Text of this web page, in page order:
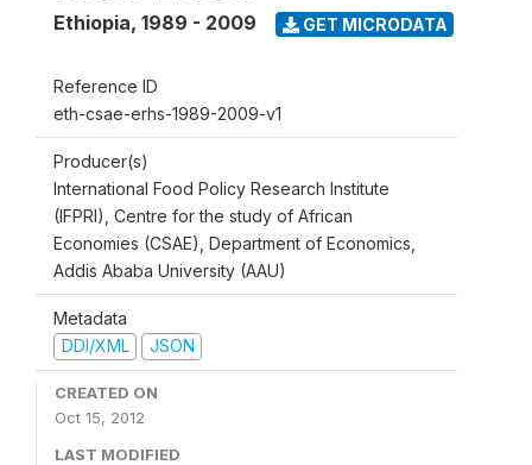
Ethiopia, 1989 - 2009 GET MICRODATA
Reference ID
eth-csae-erhs-1989-2009-v1
Producer(s)
International Food Policy Research Institute
(IFPRI), Centre for the study of African
Economies (CSAE), Department of Economics,
Addis Ababa University (AAU)
Metadata
DDI/XML
JSON
CREATED ON
Oct 15, 2012
LAST MODIFIED